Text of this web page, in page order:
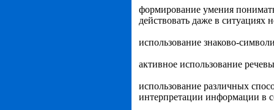
формирование умения
действовать даже в ситуациях
использование знаково-
активное использование
использование различных
интерпретации информации в